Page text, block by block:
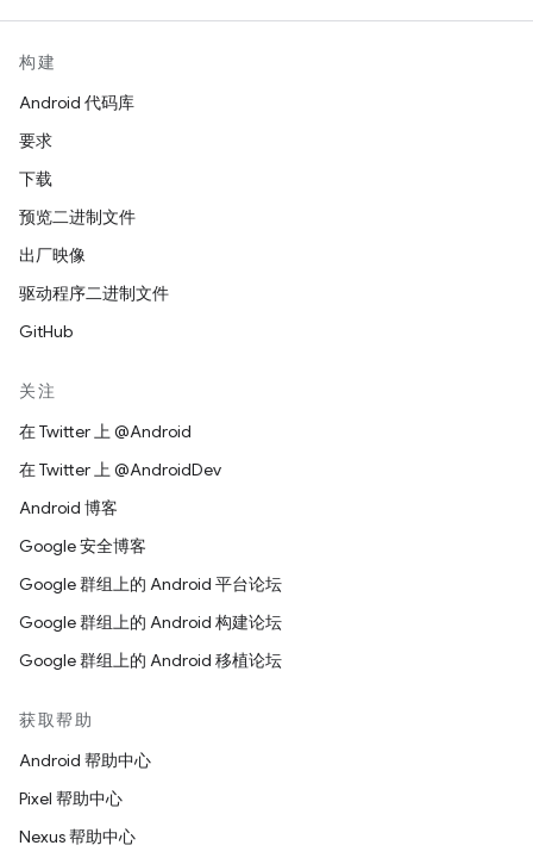
构建
Android 代码库
要求
下载
预览二进制文件
出厂映像
驱动程序二进制文件
GitHub
关注
在 Twitter 上 @Android
在 Twitter 上 @AndroidDev
Android 博客
Google 安全博客
Google 群组上的 Android 平台论坛
Google 群组上的 Android 构建论坛
Google 群组上的 Android 移植论坛
获取帮助
Android 帮助中心
Pixel 帮助中心
Nexus 帮助中心